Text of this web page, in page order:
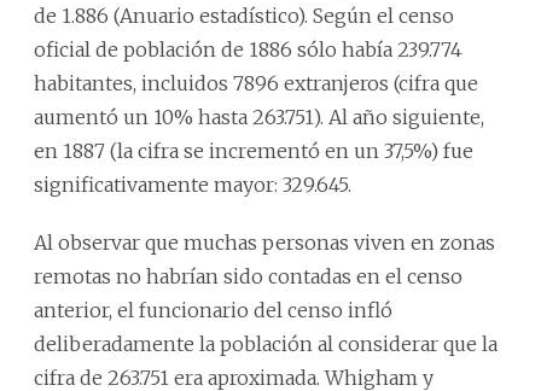
de 1.886 (Anuario estadístico). Según el censo
oficial de población de 1886 sólo había 239.774
habitantes, incluidos 7896 extranjeros (cifra que
aumentó un 10% hasta 263.751). Al año siguiente,
en 1887 (la cifra se incrementó en un 37,5%) fue
significativamente mayor: 329.645.
Al observar que muchas personas viven en zonas
remotas no habrían sido contadas en el censo
anterior, el funcionario del censo infló
deliberadamente la población al considerar que la
cifra de 263.751 era aproximada. Whigham y